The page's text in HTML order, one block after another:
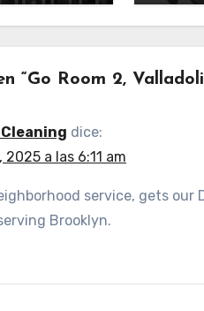
“Go Room 2,
dice:
a las 6:11 am
service, gets our
Brooklyn.